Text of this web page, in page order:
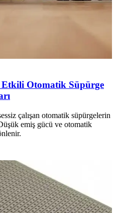
Etkili Otomatik Süpürge
çalışan otomatik süpürgelerin
emiş gücü ve otomatik